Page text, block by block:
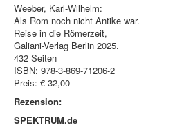
Weeber, Karl-Wilhelm:
Als Rom noch nicht Antike war.
Reise in die Römerzeit,
Galiani-Verlag Berlin 2025.
432 Seiten
ISBN: 978-3-869-71206-2
Preis: € 32,00
Rezension:
SPEKTRUM.de